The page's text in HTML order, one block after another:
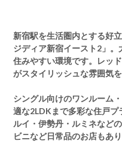
新宿駅を生活圏内とする好
ジディア新宿イースト2」
住みやすい環境です。レッ
がスタイリッシュな雰囲気
シングル向けのワンルーム
適な2LDKまで多彩な住戸
ルイ・伊勢丹・ルミネなど
ビニなど日常品のお店もあ